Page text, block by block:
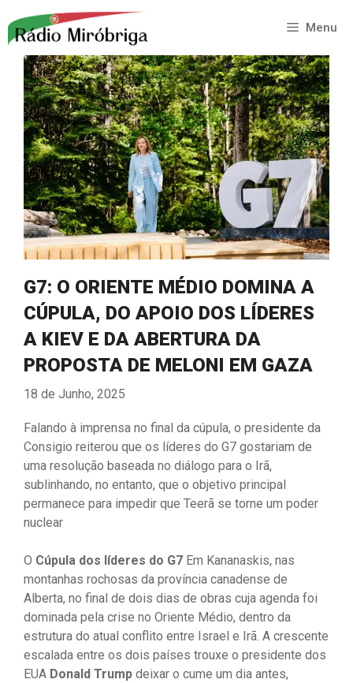
para
conteúdo
Menu
G7: O ORIENTE MÉDIO DOMINA A
CÚPULA, DO APOIO DOS LÍDERES
A KIEV E DA ABERTURA DA
PROPOSTA DE MELONI EM GAZA
18 de Junho, 2025
Falando à imprensa no final da cúpula, o presidente da
Consigio reiterou que os líderes do G7 gostariam de
uma resolução baseada no diálogo para o Irã,
sublinhando, no entanto, que o objetivo principal
permanece para impedir que Teerã se torne um poder
nuclear
O Cúpula dos líderes do G7 Em Kananaskis, nas
montanhas rochosas da província canadense de
Alberta, no final de dois dias de obras cuja agenda foi
dominada pela crise no Oriente Médio, dentro da
estrutura do atual conflito entre Israel e Irã. A crescente
escalada entre os dois países trouxe o presidente dos
EUA Donald Trump deixar o cume um dia antes,